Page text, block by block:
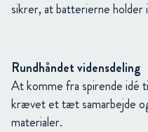
sikrer, at batterierne holder
Rundhåndet vidensdeling
At komme fra spirende idé
krævet et tæt samarbejde
materialer.